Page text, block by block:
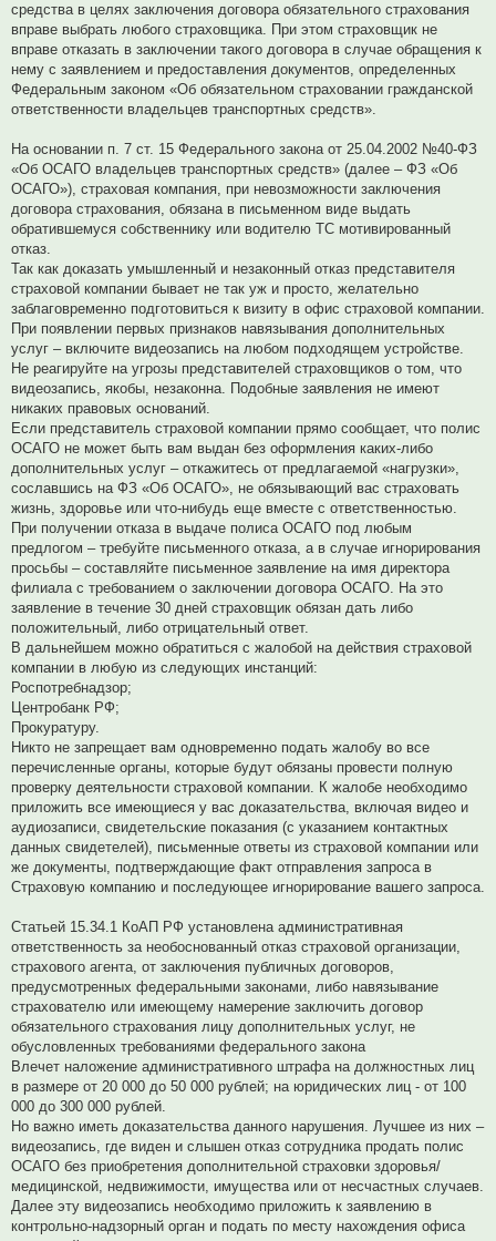
средства в целях заключения договора обязательного страхования
вправе выбрать любого страховщика. При этом страховщик не
вправе отказать в заключении такого договора в случае обращения к
нему с заявлением и предоставления документов, определенных
Федеральным законом «Об обязательном страховании гражданской
ответственности владельцев транспортных средств».
На основании п. 7 ст. 15 Федерального закона от 25.04.2002 №40-ФЗ
«Об ОСАГО владельцев транспортных средств» (далее – ФЗ «Об
ОСАГО»), страховая компания, при невозможности заключения
договора страхования, обязана в письменном виде выдать
обратившемуся собственнику или водителю ТС мотивированный
отказ.
Так как доказать умышленный и незаконный отказ представителя
страховой компании бывает не так уж и просто, желательно
заблаговременно подготовиться к визиту в офис страховой компании.
При появлении первых признаков навязывания дополнительных
услуг – включите видеозапись на любом подходящем устройстве.
Не реагируйте на угрозы представителей страховщиков о том, что
видеозапись, якобы, незаконна. Подобные заявления не имеют
никаких правовых оснований.
Если представитель страховой компании прямо сообщает, что полис
ОСАГО не может быть вам выдан без оформления каких-либо
дополнительных услуг – откажитесь от предлагаемой «нагрузки»,
сославшись на ФЗ «Об ОСАГО», не обязывающий вас страховать
жизнь, здоровье или что-нибудь еще вместе с ответственностью.
При получении отказа в выдаче полиса ОСАГО под любым
предлогом – требуйте письменного отказа, а в случае игнорирования
просьбы – составляйте письменное заявление на имя директора
филиала с требованием о заключении договора ОСАГО. На это
заявление в течение 30 дней страховщик обязан дать либо
положительный, либо отрицательный ответ.
В дальнейшем можно обратиться с жалобой на действия страховой
компании в любую из следующих инстанций:
Роспотребнадзор;
Центробанк РФ;
Прокуратуру.
Никто не запрещает вам одновременно подать жалобу во все
перечисленные органы, которые будут обязаны провести полную
проверку деятельности страховой компании. К жалобе необходимо
приложить все имеющиеся у вас доказательства, включая видео и
аудиозаписи, свидетельские показания (с указанием контактных
данных свидетелей), письменные ответы из страховой компании или
же документы, подтверждающие факт отправления запроса в
Страховую компанию и последующее игнорирование вашего запроса.
Статьей 15.34.1 КоАП РФ установлена административная
ответственность за необоснованный отказ страховой организации,
страхового агента, от заключения публичных договоров,
предусмотренных федеральными законами, либо навязывание
страхователю или имеющему намерение заключить договор
обязательного страхования лицу дополнительных услуг, не
обусловленных требованиями федерального закона
Влечет наложение административного штрафа на должностных лиц
в размере от 20 000 до 50 000 рублей; на юридических лиц - от 100
000 до 300 000 рублей.
Но важно иметь доказательства данного нарушения. Лучшее из них –
видеозапись, где виден и слышен отказ сотрудника продать полис
ОСАГО без приобретения дополнительной страховки здоровья/
медицинской, недвижимости, имущества или от несчастных случаев.
Далее эту видеозапись необходимо приложить к заявлению в
контрольно-надзорный орган и подать по месту нахождения офиса